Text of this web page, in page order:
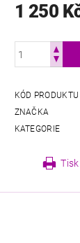
1 250
KÓD PRODUKTU
ZNAČKA
KATEGORIE
Tisk